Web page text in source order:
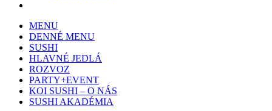
MENU
DENNÉ MENU
SUSHI
HLAVNÉ JEDLÁ
ROZVOZ
PARTY+EVENT
KOI SUSHI – O NÁS
SUSHI AKADÉMIA